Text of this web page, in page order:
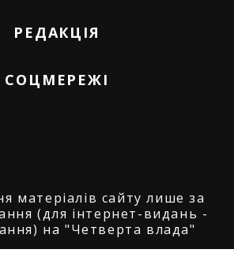
РЕДАКЦІЯ
СОЦМЕРЕЖІ
матеріалів сайту лише за
(для інтернет-видань -
на "Четверта влада"